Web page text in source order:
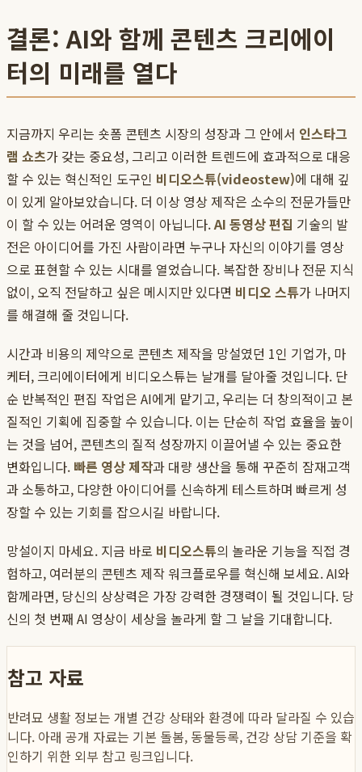
결론: AI와 함께 콘텐츠 크리에이
터의 미래를 열다
지금까지 우리는 숏폼 콘텐츠 시장의 성장과 그 안에서 인스타그
램 쇼츠가 갖는 중요성, 그리고 이러한 트렌드에 효과적으로 대응
할 수 있는 혁신적인 도구인 비디오스튜(videostew)에 대해 깊
이 있게 알아보았습니다. 더 이상 영상 제작은 소수의 전문가들만
이 할 수 있는 어려운 영역이 아닙니다.AI 동영상 편집 기술의 발
전은 아이디어를 가진 사람이라면 누구나 자신의 이야기를 영상
으로 표현할 수 있는 시대를 열었습니다. 복잡한 장비나 전문 지식
없이, 오직 전달하고 싶은 메시지만 있다면 비디오 스튜가 나머지
를 해결해 줄 것입니다.
시간과 비용의 제약으로 콘텐츠 제작을 망설였던 1인 기업가, 마
케터, 크리에이터에게 비디오스튜는 날개를 달아줄 것입니다. 단
순 반복적인 편집 작업은 AI에게 맡기고, 우리는 더 창의적이고 본
질적인 기획에 집중할 수 있습니다. 이는 단순히 작업 효율을 높이
는 것을 넘어, 콘텐츠의 질적 성장까지 이끌어낼 수 있는 중요한
변화입니다. 빠른 영상 제작과 대량 생산을 통해 꾸준히 잠재고객
과 소통하고, 다양한 아이디어를 신속하게 테스트하며 빠르게 성
장할 수 있는 기회를 잡으시길 바랍니다.
망설이지 마세요. 지금 바로 비디오스튜의 놀라운 기능을 직접 경
험하고, 여러분의 콘텐츠 제작 워크플로우를 혁신해 보세요. AI와
함께라면, 당신의 상상력은 가장 강력한 경쟁력이 될 것입니다. 당
신의 첫 번째 AI 영상이 세상을 놀라게 할 그 날을 기대합니다.
참고 자료
반려묘 생활 정보는 개별 건강 상태와 환경에 따라 달라질 수 있습
니다. 아래 공개 자료는 기본 돌봄, 동물등록, 건강 상담 기준을 확
인하기 위한 외부 참고 링크입니다.